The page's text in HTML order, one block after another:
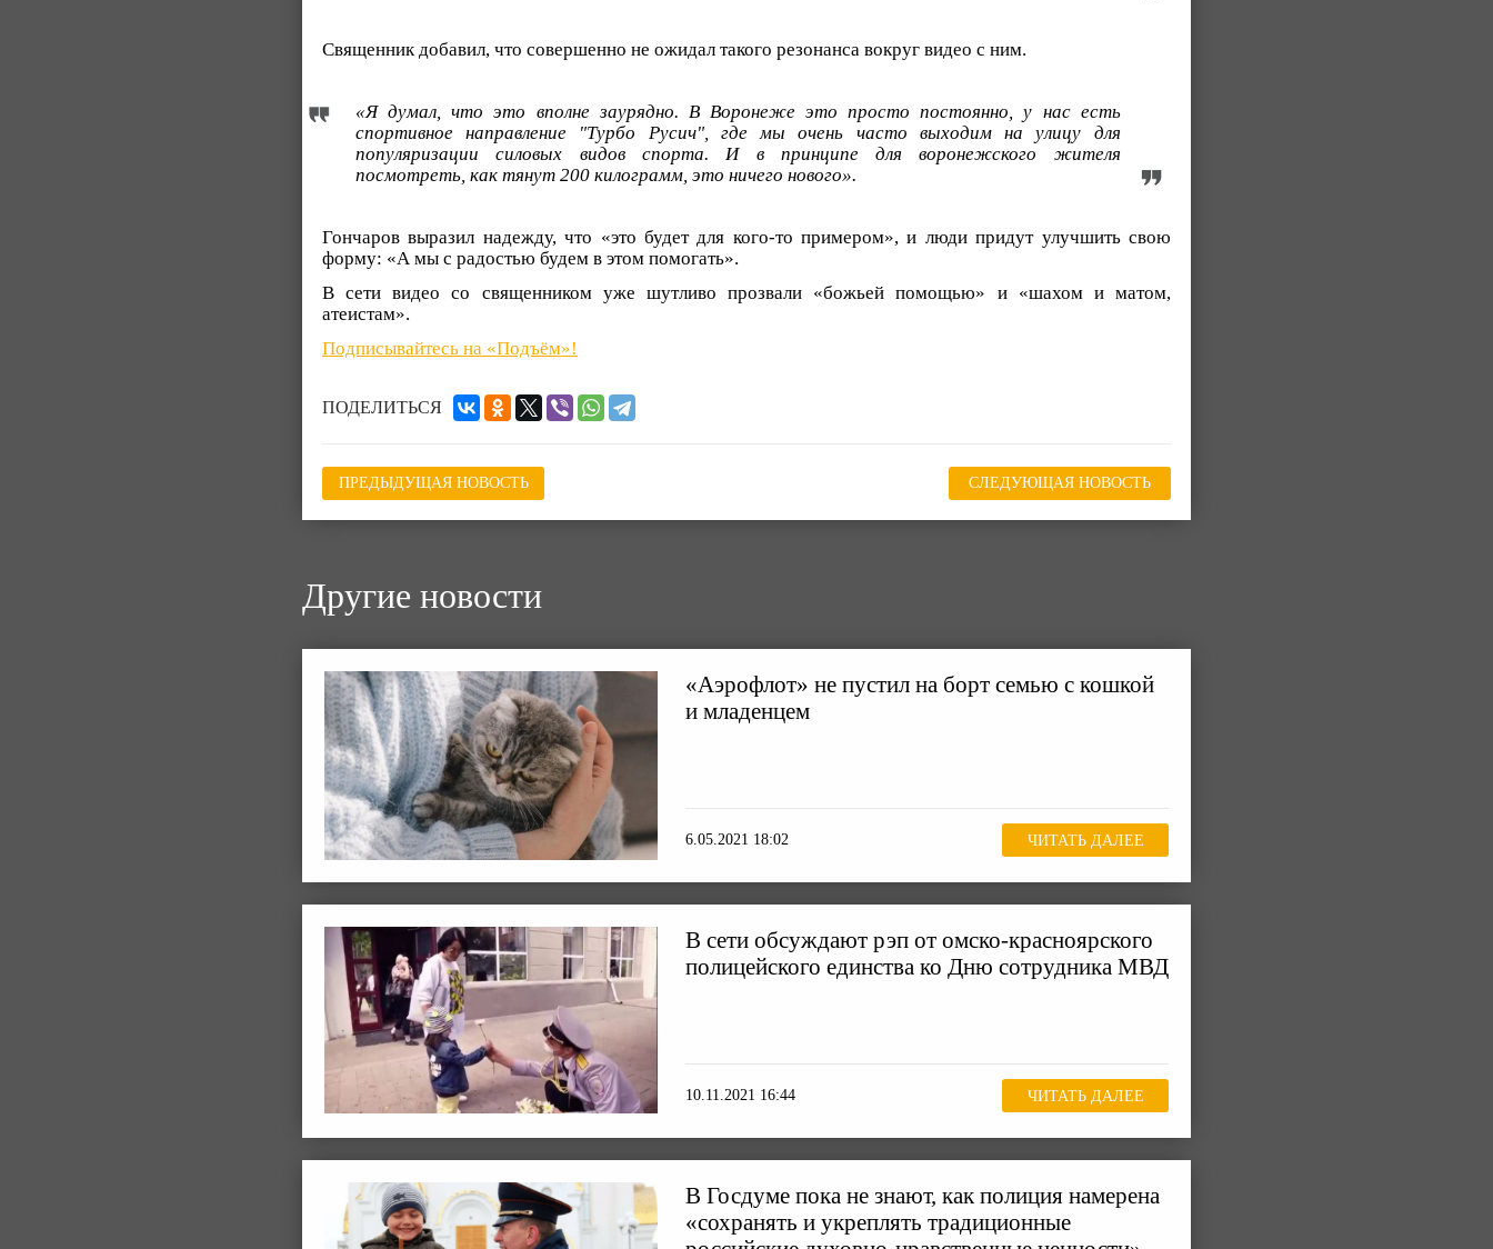
Священник добавил, что совершенно не ожидал такого резонанса вокруг видео с ним.
«Я думал, что это вполне заурядно. В Воронеже это просто постоянно, у нас есть
спортивное направление "Турбо Русич", где мы очень часто выходим на улицу для
популяризации силовых видов спорта. И в принципе для воронежского жителя
посмотреть, как тянут 200 килограмм, это ничего нового».
Гончаров выразил надежду, что «это будет для кого-то примером», и люди придут улучшить свою
форму: «А мы с радостью будем в этом помогать».
В сети видео со священником уже шутливо прозвали «божьей помощью» и «шахом и матом,
атеистам».
Подписывайтесь на «Подъём»!
ПОДЕЛИТЬСЯ
ПРЕДЫДУЩАЯ НОВОСТЬ СЛЕДУЮЩАЯ НОВОСТЬ
Другие новости
«Аэрофлот» не пустил на борт семью с кошкой
и младенцем
6.05.2021 18:02 ЧИТАТЬ ДАЛЕЕ
В сети обсуждают рэп от омско-красноярского
полицейского единства ко Дню сотрудника МВД
10.11.2021 16:44 ЧИТАТЬ ДАЛЕЕ
В Госдуме пока не знают, как полиция намерена
«сохранять и укреплять традиционные